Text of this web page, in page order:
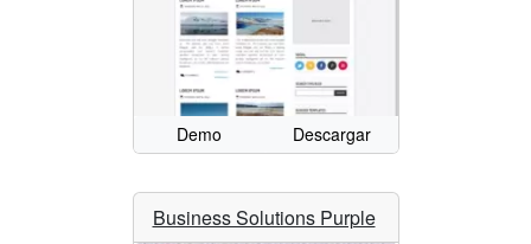
Demo Descargar
Business Solutions Purple